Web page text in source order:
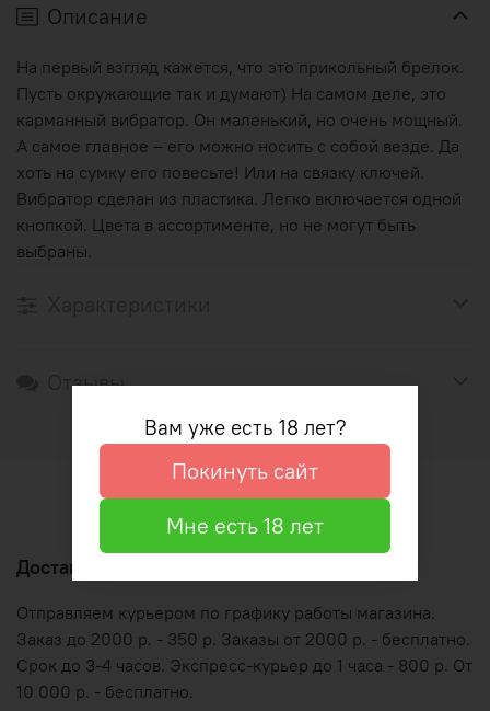
Описание
На первый взгляд кажется, что это прикольный брелок.
Пусть окружающие так и думают) На самом деле, это
карманный вибратор. Он маленький, но очень мощный.
А самое главное – его можно носить с собой везде. Да
хоть на сумку его повесьте! Или на связку ключей.
Вибратор сделан из пластика. Легко включается одной
кнопкой. Цвета в ассортименте, но не могут быть
выбраны.
Отзывы
Оформление и оплата
Доставка по Рязани
Отправляем курьером по графику работы магазина.
Заказ до 2000 р. - 350 р. Заказы от 2000 р. - бесплатно.
Срок до 3-4 часов. Экспресс-курьер до 1 часа - 800 р. От
10 000 р. - бесплатно.
Вам уже есть 18 лет?
Покинуть сайт
Мне есть 18 лет